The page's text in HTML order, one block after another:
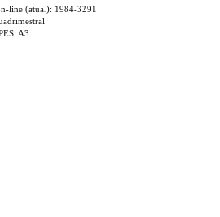
line (atual): 1984-3291
A3